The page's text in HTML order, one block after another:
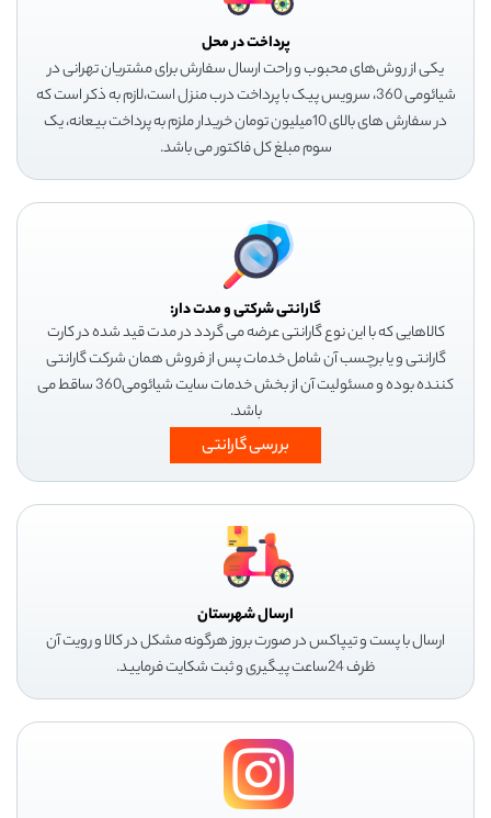
پرداخت در محل
یکی از روش‌های محبوب و راحت ارسال سفارش برای مشتریان تهرانی در
شیائومی 360، سرویس پیک با پرداخت درب منزل است،لازم به ذکر است که
در سفارش های بالای 10میلیون تومان خریدار ملزم به پرداخت بیعانه، یک
سوم مبلغ کل فاکتور می باشد.
گارانتی شرکتی و مدت دار:
کالاهایی که با این نوع گارانتی عرضه می گردد در مدت قید شده در کارت
گارانتی و یا برچسب آن شامل خدمات پس از فروش همان شرکت گارانتی
کننده بوده و مسئولیت آن از بخش خدمات سایت شیائومی360 ساقط می
باشد.
بررسی گارانتی
ارسال شهرستان
ارسال با پست و تیپاکس در صورت بروز هرگونه مشکل در کالا و رویت آن
ظرف 24ساعت پیگیری و ثبت شکایت فرمایید.